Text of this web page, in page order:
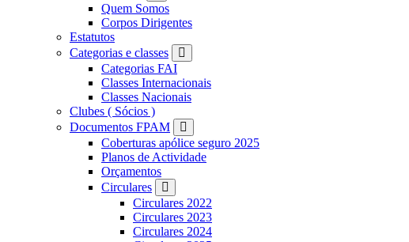
Quem Somos
Corpos Dirigentes
Estatutos
Categorias e classes
Categorias FAI
Classes Internacionais
Classes Nacionais
Clubes ( Sócios )
Documentos FPAM
Coberturas apólice seguro 2025
Planos de Actividade
Orçamentos
Circulares
Circulares 2022
Circulares 2023
Circulares 2024